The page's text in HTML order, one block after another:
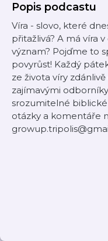
Popis podcastu
Víra - slovo, které
přitažlivá? A má víra
význam? Pojďme to
povyrůst! Každý
ze života víry
zajímavými
srozumitelné biblické
otázky a komentáře